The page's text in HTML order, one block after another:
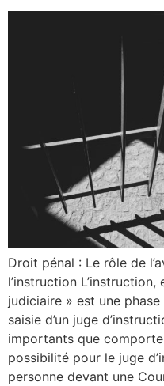
Droit pénal : Le rôle de
l’instruction
judiciaire » est une
saisie d’un juge
importants que
possibilité pour le juge
personne devant une